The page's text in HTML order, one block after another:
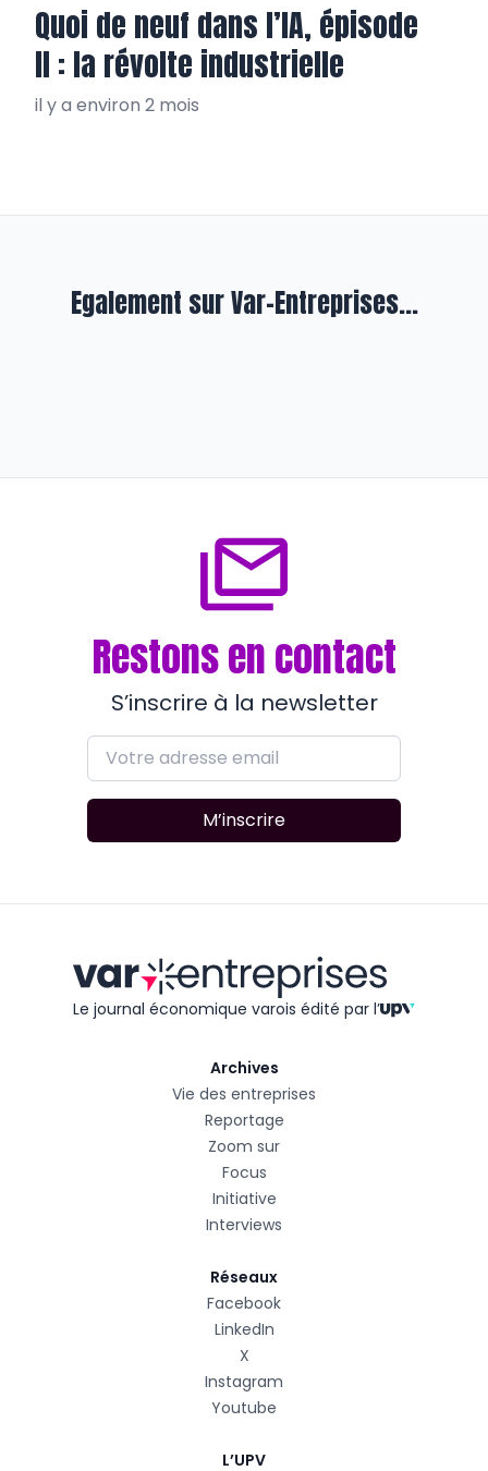
Quoi de neuf dans l’IA, épisode
II : la révolte industrielle
il y a environ 2 mois
Egalement sur Var-Entreprises...
Restons en contact
S’inscrire à la newsletter
M’inscrire
Le journal économique varois édité par l’
Archives
Vie des entreprises
Reportage
Zoom sur
Focus
Initiative
Interviews
Réseaux
Facebook
LinkedIn
X
Instagram
Youtube
L’UPV